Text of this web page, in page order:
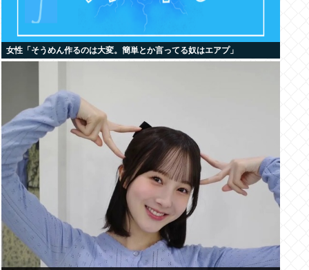
女性「そうめん作るのは大変。簡単とか言ってる奴はエアプ」